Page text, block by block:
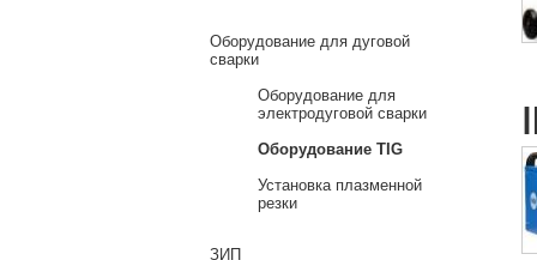
Оборудование для дуговой
сварки
Оборудование для
электродуговой сварки
Оборудование TIG
Установка плазменной
резки
ЗИП